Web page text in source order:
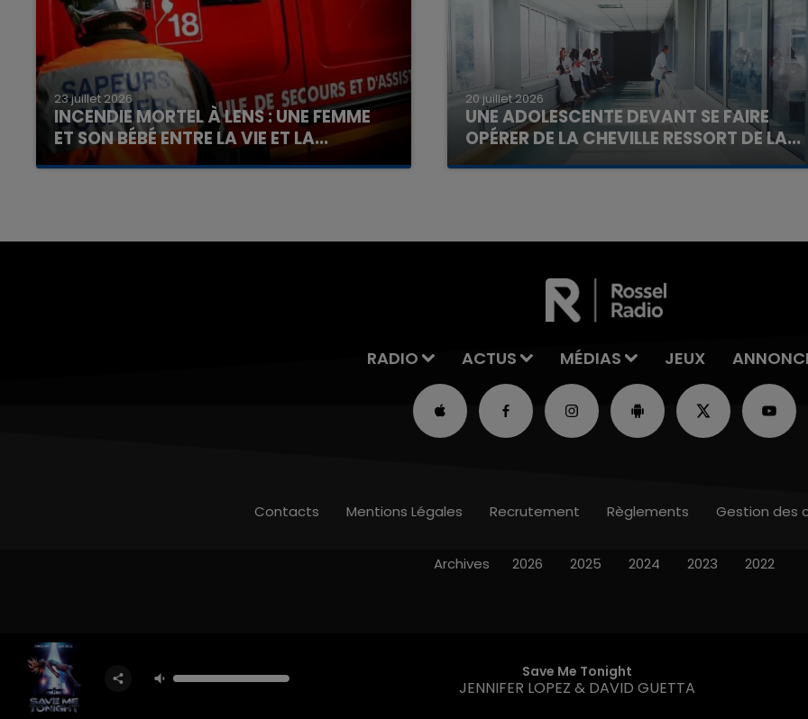
23 juillet 2026
INCENDIE MORTEL À LENS : UNE FEMME
ET SON BÉBÉ ENTRE LA VIE ET LA...
Un homme s'est immolé par le feu après avoir
20 juillet 2026
UNE ADOLESCENTE DEVANT SE FAIRE
OPÉRER DE LA CHEVILLE RESSORT DE LA...
La famille a porté plainte contre la clinique qui a
7h00 - 12h00
La Team du Week-end
16h00 - 20h00
La Team du Week-end
RADIO ACTUS MÉDIAS JEUX
Save Me Tonight
JENNIFER LOPEZ & DAVID GUETTA
Contacts Mentions Légales Recrutement Règlements Gestion des
Archives 2026 2025 2024 2023 2022